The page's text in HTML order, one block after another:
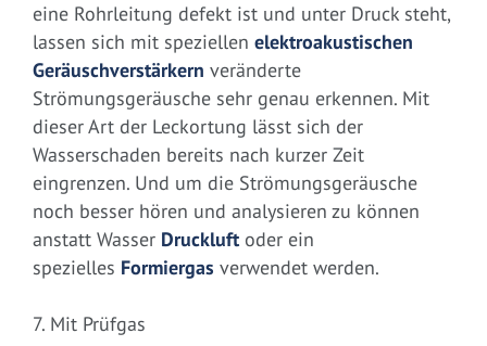
eine Rohrleitung defekt ist und unter Druck steht,
lassen sich mit speziellen elektroakustischen
Geräuschverstärkern veränderte
Strömungsgeräusche sehr genau erkennen. Mit
dieser Art der Leckortung lässt sich der
Wasserschaden bereits nach kurzer Zeit
eingrenzen. Und um die Strömungsgeräusche
noch besser hören und analysieren zu können
anstatt Wasser Druckluft oder ein
spezielles Formiergas verwendet werden.
7. Mit Prüfgas